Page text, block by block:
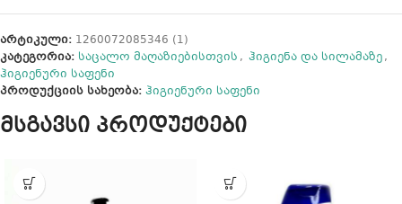
არტიკული: 1260072085346 (1)
კატეგორია: საცალო მაღაზიებისთვის , ჰიგიენა და სილამაზე,
ჰიგიენური საფენი
პროდუქციის სახეობა: ჰიგიენური საფენი
მსგავსი პროდუქტები